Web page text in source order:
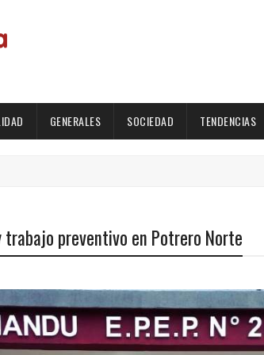
GENERALES SOCIEDAD TENDENCIAS
preventivo en Potrero Norte